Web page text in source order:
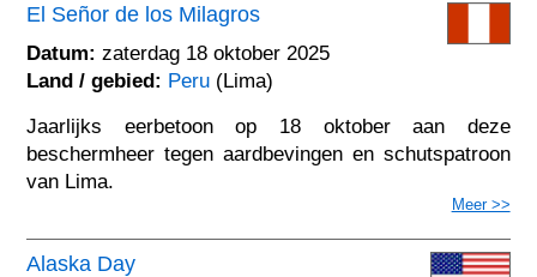
El Señor de los Milagros
Datum: zaterdag 18 oktober 2025
Land / gebied: Peru (Lima)
Jaarlijks eerbetoon op 18 oktober aan deze
beschermheer tegen aardbevingen en schutspatroon
van Lima.
Meer >>
Alaska Day